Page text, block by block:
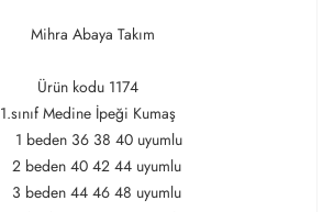
Mihra Abaya Takım
Ürün kodu 1174
1.sınıf Medine İpeği Kumaş
1 beden 36 38 40 uyumlu
2 beden 40 42 44 uyumlu
3 beden 44 46 48 uyumlu